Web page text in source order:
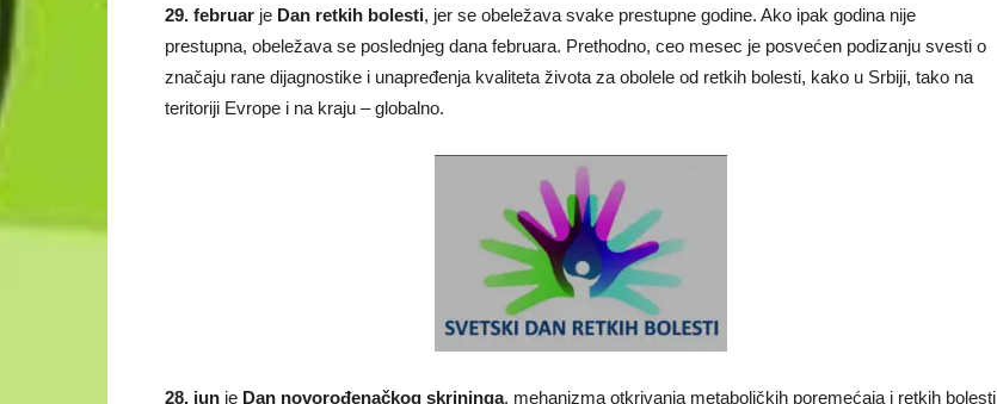
29. februar je Dan retkih bolesti, jer se obeležava svake prestupne godine. Ako ipak godina nije
prestupna, obeležava se poslednjeg dana februara. Prethodno, ceo mesec je posvećen podizanju svesti o
značaju rane dijagnostike i unapređenja kvaliteta života za obolele od retkih bolesti, kako u Srbiji, tako na
teritoriji Evrope i na kraju – globalno.
28. jun je Dan novorođenačkog skrininga, mehanizma otkrivanja metaboličkih poremećaja i retkih bolesti